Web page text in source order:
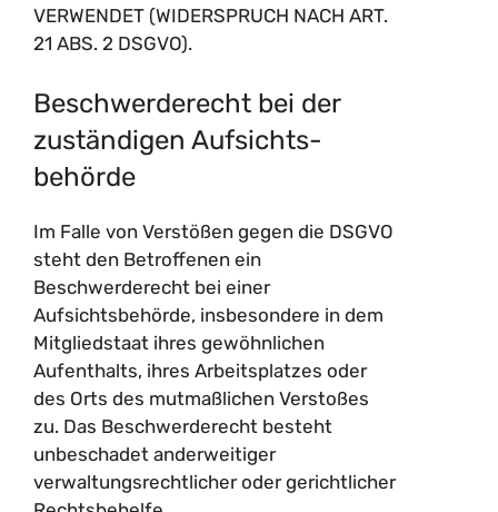
VERWENDET (WIDERSPRUCH NACH ART.
21 ABS. 2 DSGVO).
Beschwerde­recht bei der
zuständigen Aufsichts­
behörde
Im Falle von Verstößen gegen die DSGVO
steht den Betroffenen ein
Beschwerderecht bei einer
Aufsichtsbehörde, insbesondere in dem
Mitgliedstaat ihres gewöhnlichen
Aufenthalts, ihres Arbeitsplatzes oder
des Orts des mutmaßlichen Verstoßes
zu. Das Beschwerderecht besteht
unbeschadet anderweitiger
verwaltungsrechtlicher oder gerichtlicher